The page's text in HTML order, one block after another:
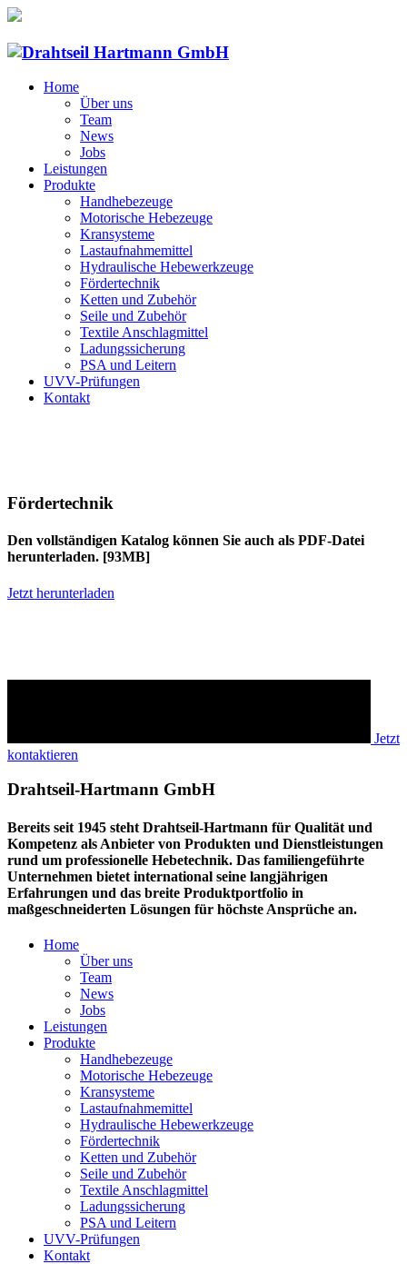
Home
Über uns
Team
News
Jobs
Leistungen
Produkte
Handhebezeuge
Motorische Hebezeuge
Kransysteme
Lastaufnahmemittel
Hydraulische Hebewerkzeuge
Fördertechnik
Ketten und Zubehör
Seile und Zubehör
Textile Anschlagmittel
Ladungssicherung
PSA und Leitern
UVV-Prüfungen
Kontakt
Fördertechnik
Den vollständigen Katalog können Sie auch als PDF-Datei
herunterladen. [93MB]
Jetzt herunterladen
Jetzt
kontaktieren
Drahtseil-Hartmann GmbH
Bereits seit 1945 steht Drahtseil-Hartmann für Qualität und
Kompetenz als Anbieter von Produkten und Dienstleistungen
rund um professionelle Hebetechnik. Das familiengeführte
Unternehmen bietet international seine langjährigen
Erfahrungen und das breite Produktportfolio in
maßgeschneiderten Lösungen für höchste Ansprüche an.
Home
Über uns
Team
News
Jobs
Leistungen
Produkte
Handhebezeuge
Motorische Hebezeuge
Kransysteme
Lastaufnahmemittel
Hydraulische Hebewerkzeuge
Fördertechnik
Ketten und Zubehör
Seile und Zubehör
Textile Anschlagmittel
Ladungssicherung
PSA und Leitern
UVV-Prüfungen
Kontakt